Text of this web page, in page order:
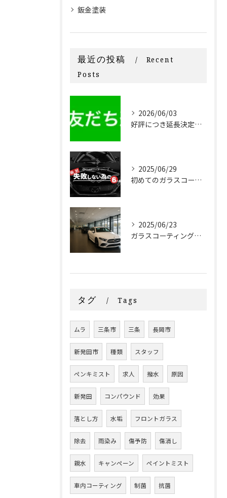
鈑金塗装
最近の投稿
Recent
Posts
2026/06/03
好評につき延長決定！！20,000円OFF 新車限定早割りキャンペーン
2025/06/29
初めてのガラスコーティング 絶対失敗しない為の『６か条』
2025/06/23
ガラスコーティングはディーラーと専門店どっちがいいの？
タグ Tags
ムラ 三条市 三条 長岡市
新発田市 種類 スタッフ
ペンキミスト 求人 撥水 原因
新発田 コンパウンド 効果
落とし方 水垢 フロントガラス
除去 雨染み 傷予防 傷消し
親水 キャンペーン ペイントミスト
車内コーティング 制菌 抗菌